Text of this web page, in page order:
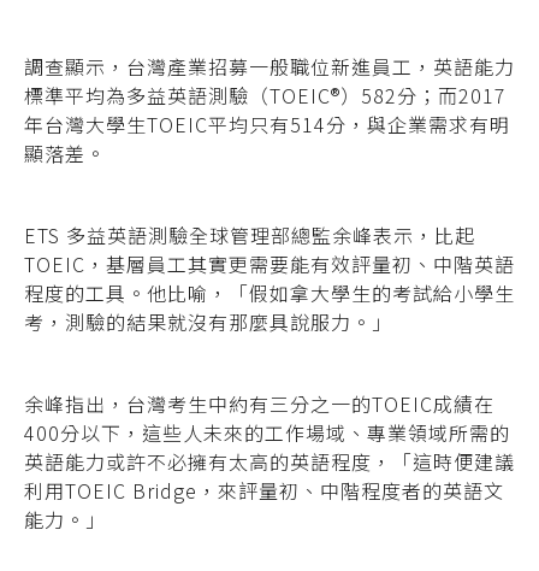
調查顯示，台灣產業招募一般職位新進員工，英語能力
標準平均為多益英語測驗（TOEIC®）582分；而2017
年台灣大學生TOEIC平均只有514分，與企業需求有明
顯落差。
ETS 多益英語測驗全球管理部總監余峰表示，比起
TOEIC，基層員工其實更需要能有效評量初、中階英語
程度的工具。他比喻，「假如拿大學生的考試給小學生
考，測驗的結果就沒有那麼具說服力。」
余峰指出，台灣考生中約有三分之一的TOEIC成績在
400分以下，這些人未來的工作場域、專業領域所需的
英語能力或許不必擁有太高的英語程度，「這時便建議
利用TOEIC Bridge，來評量初、中階程度者的英語文
能力。」